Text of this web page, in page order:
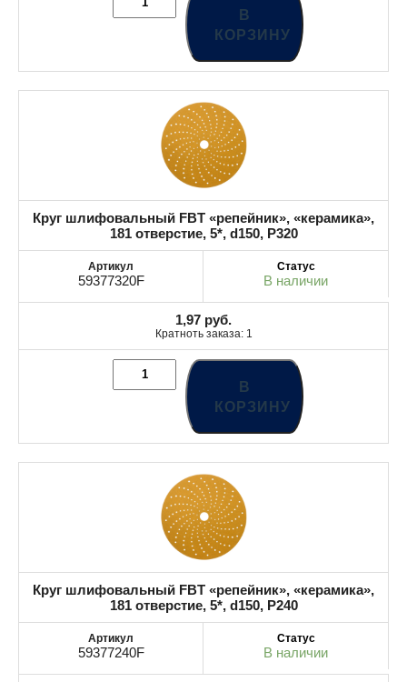
В
КОРЗИНУ
Круг шлифовальный FBT «репейник», «керамика»,
181 отверстие, 5*, d150, P320
59377320F В наличии
1,97 руб.
Кратноть заказа: 1
В
КОРЗИНУ
Круг шлифовальный FBT «репейник», «керамика»,
181 отверстие, 5*, d150, P240
59377240F В наличии